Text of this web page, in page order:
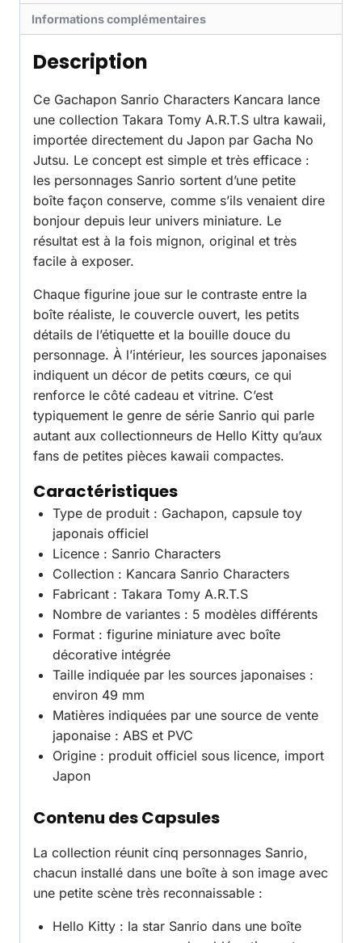
Informations complémentaires
Description
Ce Gachapon Sanrio Characters Kancara lance
une collection Takara Tomy A.R.T.S ultra kawaii,
importée directement du Japon par Gacha No
Jutsu. Le concept est simple et très efficace :
les personnages Sanrio sortent d’une petite
boîte façon conserve, comme s’ils venaient dire
bonjour depuis leur univers miniature. Le
résultat est à la fois mignon, original et très
facile à exposer.
Chaque figurine joue sur le contraste entre la
boîte réaliste, le couvercle ouvert, les petits
détails de l’étiquette et la bouille douce du
personnage. À l’intérieur, les sources japonaises
indiquent un décor de petits cœurs, ce qui
renforce le côté cadeau et vitrine. C’est
typiquement le genre de série Sanrio qui parle
autant aux collectionneurs de Hello Kitty qu’aux
fans de petites pièces kawaii compactes.
Caractéristiques
Type de produit : Gachapon, capsule toy
japonais officiel
Licence : Sanrio Characters
Collection : Kancara Sanrio Characters
Fabricant : Takara Tomy A.R.T.S
Nombre de variantes : 5 modèles différents
Format : figurine miniature avec boîte
décorative intégrée
Taille indiquée par les sources japonaises :
environ 49 mm
Matières indiquées par une source de vente
japonaise : ABS et PVC
Origine : produit officiel sous licence, import
Japon
Contenu des Capsules
La collection réunit cinq personnages Sanrio,
chacun installé dans une boîte à son image avec
une petite scène très reconnaissable :
Hello Kitty : la star Sanrio dans une boîte